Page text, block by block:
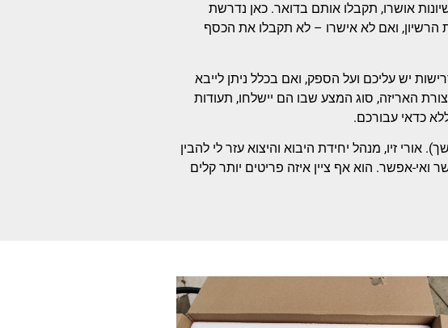
אם הרישיונות אושרו, תקבלו אותם בדואר. כאן נדרשת
ואם לא אישרו – לא תקבלו את הכסף
יש עליכם ועל הספק, ואם בכלל ניתן לייבא
האריזה, סוג המצע שבו הם יישלחו, תעודות
כדאי עבורכם.
זיו, מנהל יחידת היבוא והיצוא עזר לי להבין
ואי-אפשר. הוא אף ציין איזה פריטים יותר קלים